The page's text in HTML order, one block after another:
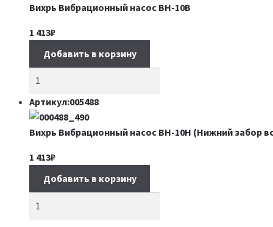
Вихрь Вибрационный насос ВН-10В
1 413₽
Добавить в корзину
Артикул:005488
Вихрь Вибрационный насос ВН-10Н (Нижний забор
1 413₽
Добавить в корзину